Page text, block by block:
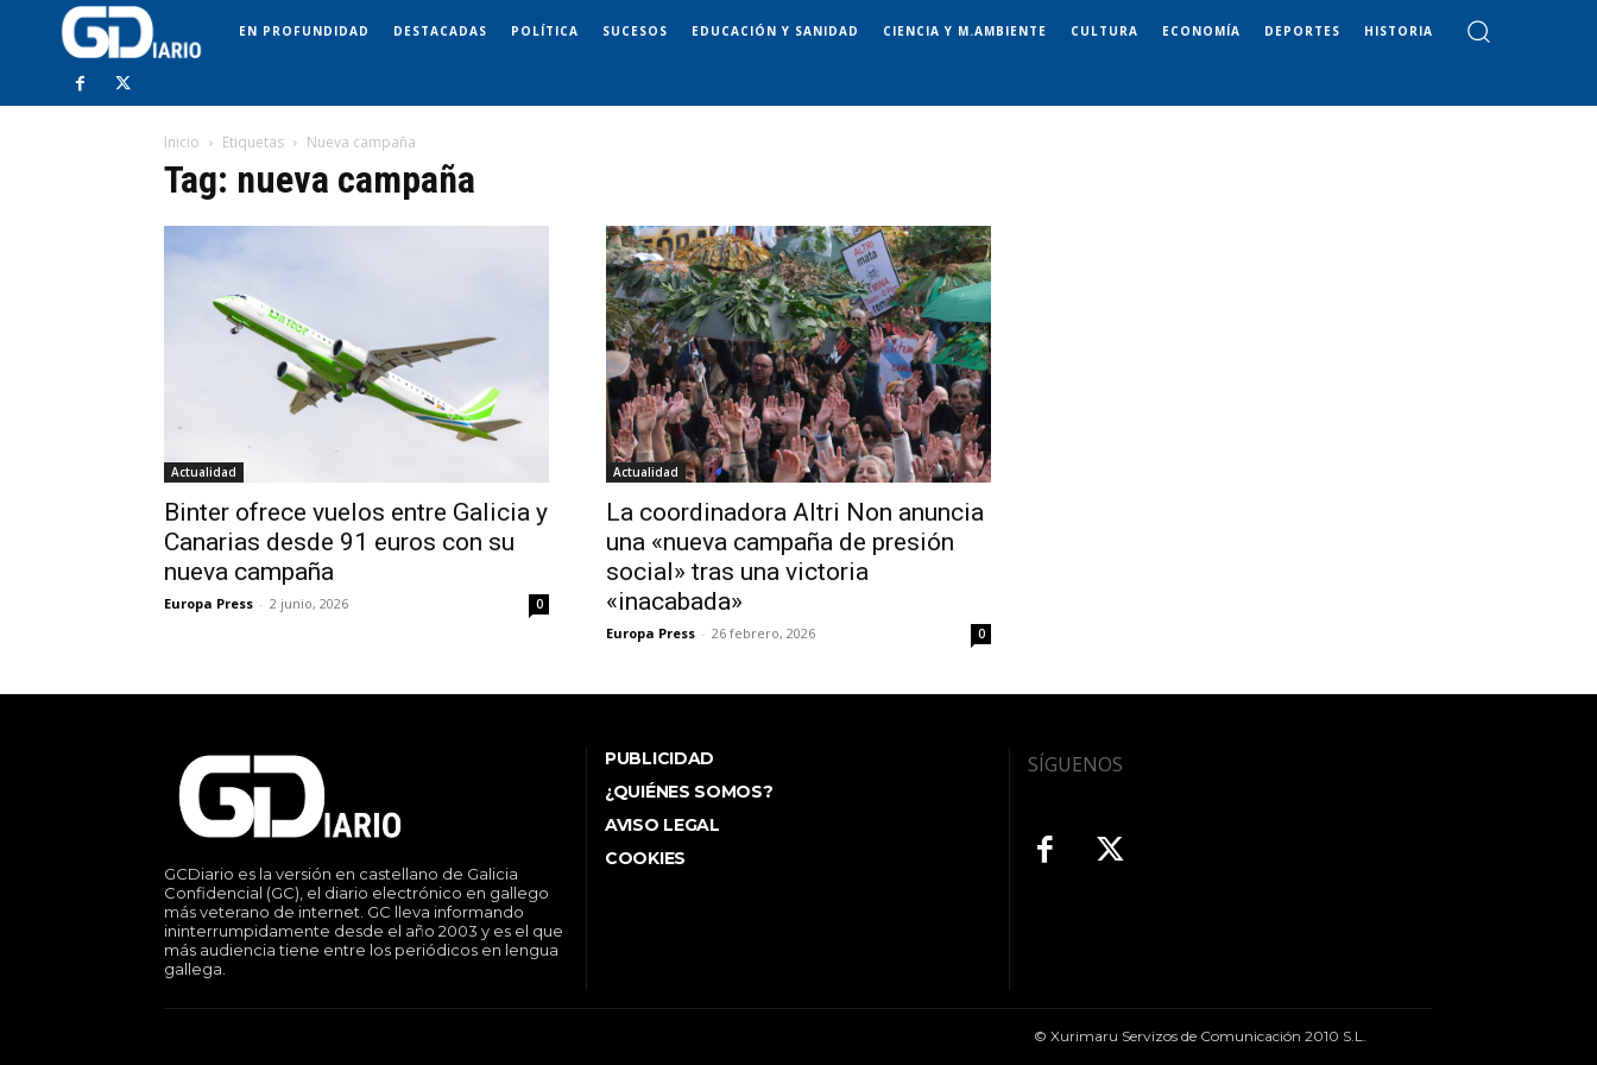
EN PROFUNDIDAD DESTACADAS POLÍTICA SUCESOS EDUCACIÓN Y SANIDAD CIENCIA Y M.AMBIENTE CULTURA ECONOMÍA DEPORTES HISTORIA
Inicio Etiquetas Nueva campaña
Tag: nueva campaña
Actualidad
Binter ofrece vuelos entre Galicia y
Canarias desde 91 euros con su
nueva campaña
Europa Press - 2 junio, 2026 0
Actualidad
La coordinadora Altri Non anuncia
una «nueva campaña de presión
social» tras una victoria
«inacabada»
Europa Press - 26 febrero, 2026 0
GCDiario es la versión en castellano de Galicia
Confidencial (GC), el diario electrónico en gallego
más veterano de internet. GC lleva informando
ininterrumpidamente desde el año 2003 y es el que
más audiencia tiene entre los periódicos en lengua
gallega.
PUBLICIDAD
¿QUIÉNES SOMOS?
AVISO LEGAL
COOKIES
SÍGUENOS
© Xurimaru Servizos de Comunicación 2010 S.L.